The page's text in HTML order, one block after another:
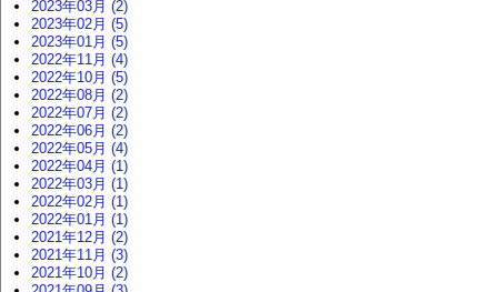
2023年03月 (2)
2023年02月 (5)
2023年01月 (5)
2022年11月 (4)
2022年10月 (5)
2022年08月 (2)
2022年07月 (2)
2022年06月 (2)
2022年05月 (4)
2022年04月 (1)
2022年03月 (1)
2022年02月 (1)
2022年01月 (1)
2021年12月 (2)
2021年11月 (3)
2021年10月 (2)